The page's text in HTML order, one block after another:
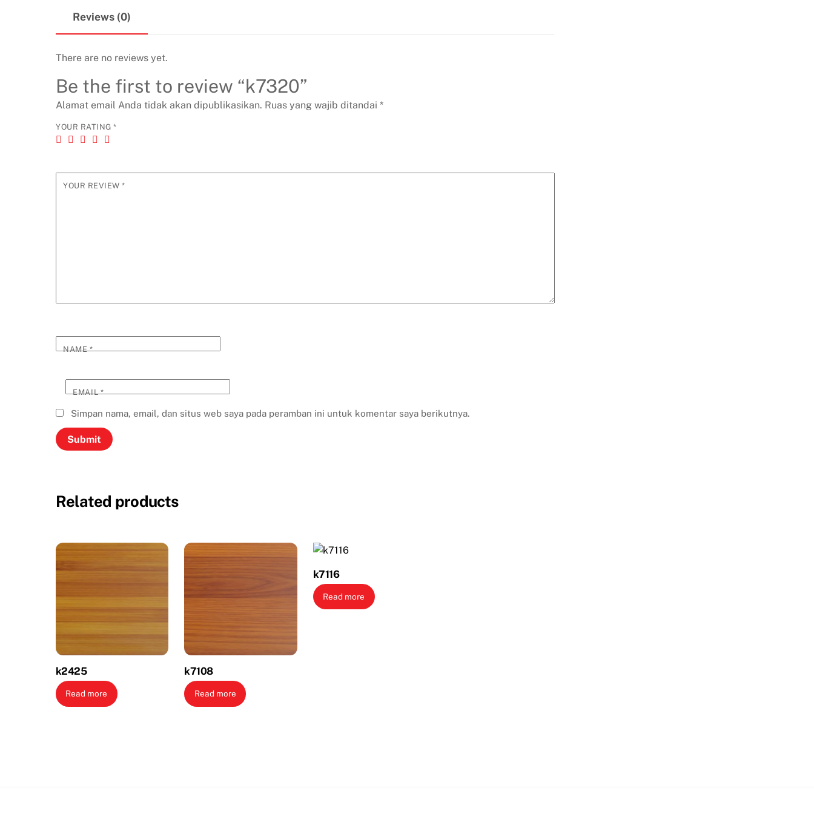
Reviews (0)
There are no reviews yet.
Be the first to review “k7320”
Alamat email Anda tidak akan dipublikasikan. Ruas yang wajib ditandai *
YOUR RATING*
YOUR REVIEW*
NAME*
EMAIL*
Simpan nama, email, dan situs web saya pada peramban ini untuk komentar saya berikutnya.
Related products
k2425
Read more
k7108
Read more
k7116
Read more